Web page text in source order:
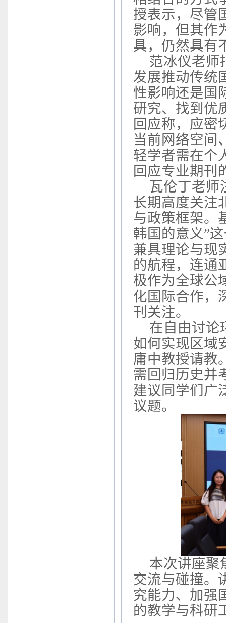
授表示， 尽管
影响，但其作
具，仍然具有
范冰仪老师
发展推动传统
性影响还是国
研究、找到优
回应称，应密
当前网络空间
轻学者需在个
回应专业期刊
瓦伦丁老师
长期高度关注
与政策框架。
韩国的意义”
兼具理论与现
的航程，连通
极作为全球公
化国际合作，
刊关注。
在自由讨论
如何实现区域
庸中教授请教
需回归历史并
建议同学们广
议题。
本次讲座聚
交流与碰撞。
究能力、加强
的教学与科研